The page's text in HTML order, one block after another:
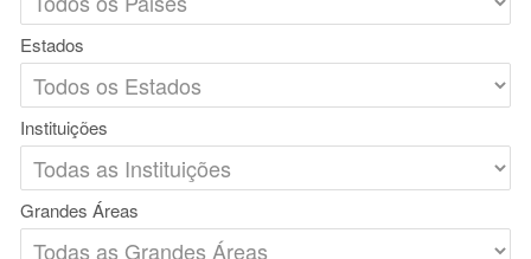
Estados
Instituições
Grandes Áreas